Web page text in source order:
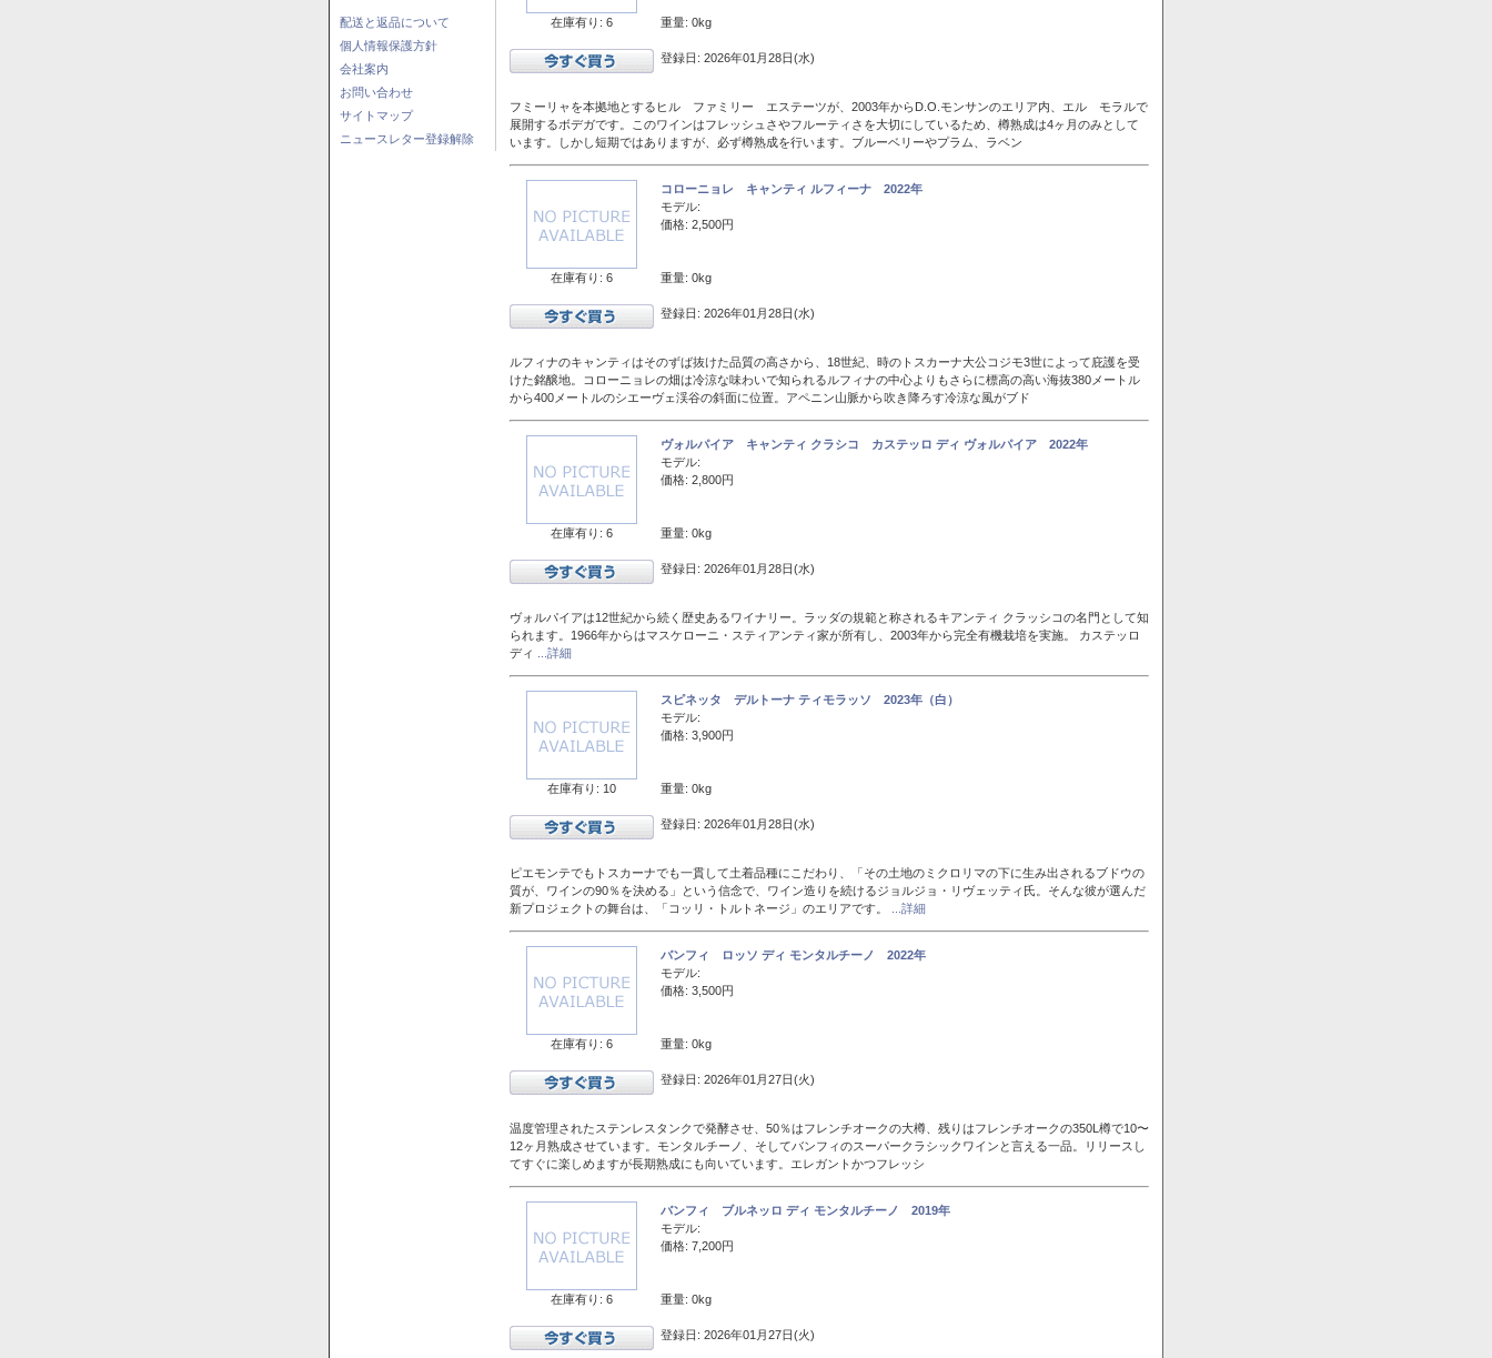
配送と返品について
個人情報保護方針
会社案内
お問い合わせ
サイトマップ
ニュースレター登録解除
在庫有り: 6 重量: 0kg
登録日: 2026年01月28日(水)
フミーリャを本拠地とするヒル ファミリー エステーツが、2003年からD.O.モンサンのエリア内、エル モラルで
展開するボデガです。このワインはフレッシュさやフルーティさを大切にしているため、樽熟成は4ヶ月のみとして
います。しかし短期ではありますが、必ず樽熟成を行います。ブルーベリーやプラム、ラベン
在庫有り: 6
コローニョレ キャンティ ルフィーナ 2022年
モデル:
価格: 2,500円
重量: 0kg
登録日: 2026年01月28日(水)
ルフィナのキャンティはそのずば抜けた品質の高さから、18世紀、時のトスカーナ大公コジモ3世によって庇護を受
けた銘醸地。コローニョレの畑は冷涼な味わいで知られるルフィナの中心よりもさらに標高の高い海抜380メートル
から400メートルのシエーヴェ渓谷の斜面に位置。アペニン山脈から吹き降ろす冷涼な風がブド
在庫有り: 6
ヴォルパイア キャンティ クラシコ カステッロ ディ ヴォルパイア 2022年
モデル:
価格: 2,800円
重量: 0kg
登録日: 2026年01月28日(水)
ヴォルパイアは12世紀から続く歴史あるワイナリー。ラッダの規範と称されるキアンティ クラッシコの名門として知
られます。1966年からはマスケローニ・スティアンティ家が所有し、2003年から完全有機栽培を実施。 カステッロ
ディ
...詳細
在庫有り: 10
スピネッタ デルトーナ ティモラッソ 2023年（白）
モデル:
価格: 3,900円
重量: 0kg
登録日: 2026年01月28日(水)
ピエモンテでもトスカーナでも一貫して土着品種にこだわり、「その土地のミクロリマの下に生み出されるブドウの
質が、ワインの90％を決める」という信念で、ワイン造りを続けるジョルジョ・リヴェッティ氏。そんな彼が選んだ
新プロジェクトの舞台は、「コッリ・トルトネージ」のエリアです。
...詳細
在庫有り: 6
バンフィ ロッソ ディ モンタルチーノ 2022年
モデル:
価格: 3,500円
重量: 0kg
登録日: 2026年01月27日(火)
温度管理されたステンレスタンクで発酵させ、50％はフレンチオークの大樽、残りはフレンチオークの350L樽で10〜
12ヶ月熟成させています。モンタルチーノ、そしてバンフィのスーパークラシックワインと言える一品。リリースし
てすぐに楽しめますが長期熟成にも向いています。エレガントかつフレッシ
在庫有り: 6
バンフィ ブルネッロ ディ モンタルチーノ 2019年
モデル:
価格: 7,200円
重量: 0kg
登録日: 2026年01月27日(火)